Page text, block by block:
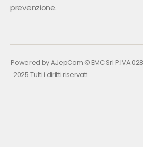
prevenzione.
Powered byAJepCom ©
2025 Tutti i diritti riservati
EMC Srl P.IVA